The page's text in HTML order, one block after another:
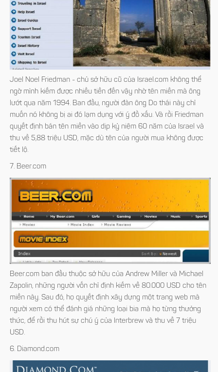
Joel Noel Friedman - chủ sở hữu cũ của Israel.com không thể
ngờ mình kiếm được nhiều tiền đến vậy nhờ tên miền mà ông
lướt qua năm 1994. Ban đầu, người đàn ông Do thái này chỉ
muốn nó không bị ai đó lạm dụng với ý đồ xấu. Và rồi Friedman
quyết định bán tên miền vào dịp kỷ niệm 60 năm của Israel và
thu về 5,88 triệu USD, mặc dù tên của người mua không được
tiết lộ.
7. Beer.com
Beer.com ban đầu thuộc sở hữu của Andrew Miller và Michael
Zapolin, những người vốn chỉ định kiếm về 80.000 USD cho tên
miền này. Sau đó, họ quyết định xây dựng một trang web mà
người xem có thể đánh giá những loại bia mà họ từng thưởng
thức, để rồi thu hút sự chú ý của Interbrew và thu về 7 triệu
USD.
6. Diamond.com